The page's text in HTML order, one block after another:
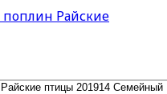
поплин Райские